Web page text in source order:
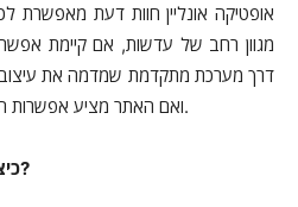
אופטיקה אונליין חוות דעת
מגוון רחב של עדשות, אם קיימת
דרך מערכת מתקדמת שמדמה את
ואם האתר מציע אפשרות התאמה אישית של משקפי ראיה.
כיצד לבחור את האתר המתאים?